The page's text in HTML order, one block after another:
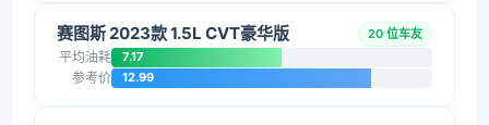
赛图斯 2023款 1.5L CVT豪华版 20 位车友
平均油耗 7.17
参考价 12.99